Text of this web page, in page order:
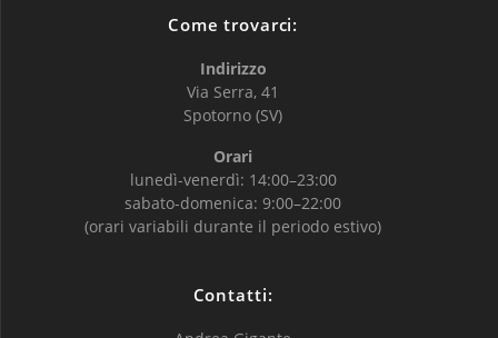
Come trovarci:
Indirizzo
Via Serra, 41
Spotorno (SV)
Orari
lunedì-venerdì: 14:00–23:00
sabato-domenica: 9:00–22:00
(orari variabili durante il periodo estivo)
Contatti: